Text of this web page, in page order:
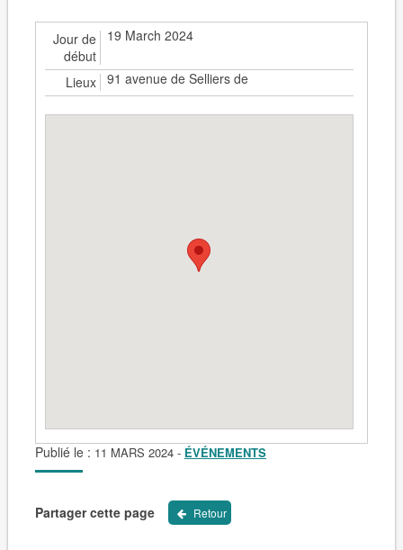
Jour de
début
19 March 2024
Lieux 91 avenue de Selliers de
Publié le : 11 MARS 2024 - ÉVÉNEMENTS
Partager cette page Retour